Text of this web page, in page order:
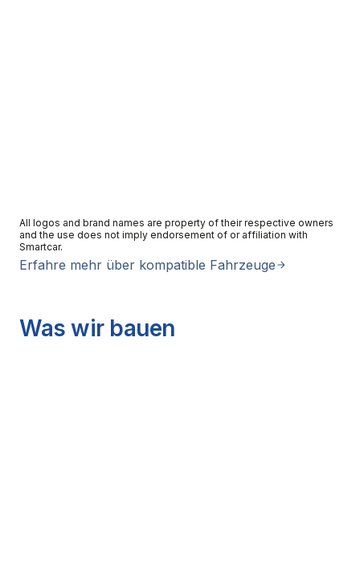
All logos and brand names are property of their respective owners
and the use does not imply endorsement of or affiliation with
Smartcar.
Erfahre mehr über kompatible Fahrzeuge
Was wir bauen